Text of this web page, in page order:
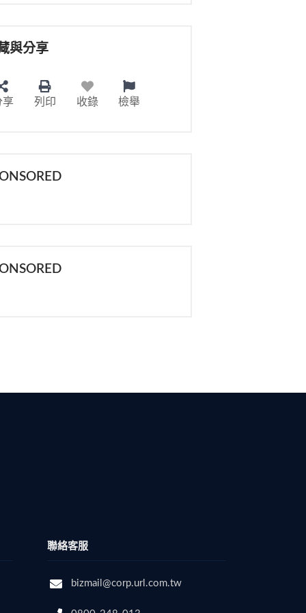
與分享
享 列印 收錄 檢舉
聯絡客服
bizmail@corp.url.com.tw